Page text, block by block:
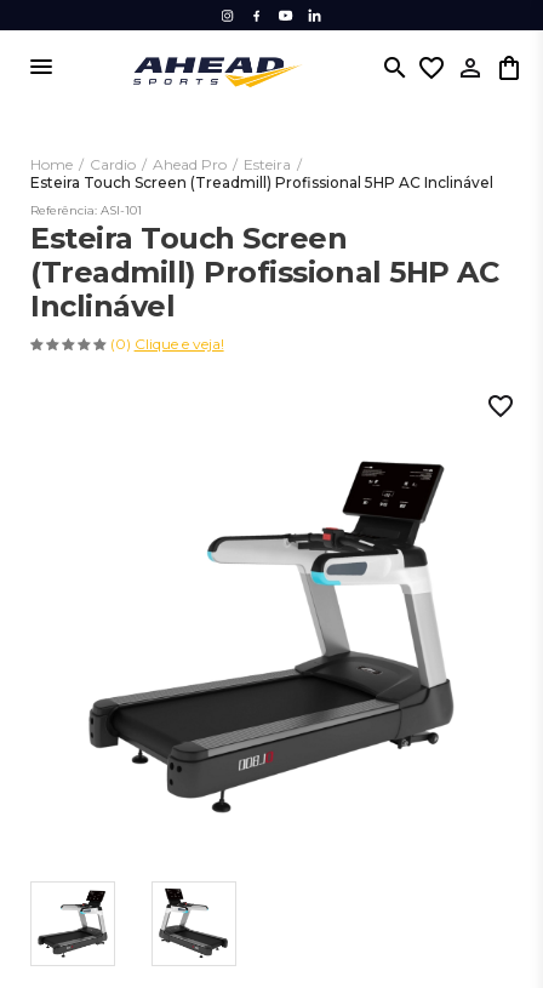
menu search favorite_border
Home / Cardio / Ahead Pro / Esteira /
Esteira Touch Screen (Treadmill) Profissional 5HP AC Inclinável
Esteira Touch Screen
(Treadmill) Profissional 5HP AC
Inclinável
(0) Clique e veja!
Referência: ASI-101